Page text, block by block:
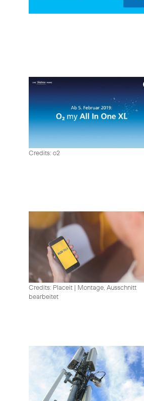
Credits: o2
Credits: Placeit | Montage, Ausschnitt
bearbeitet